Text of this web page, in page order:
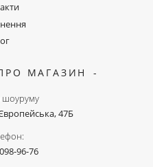
МАГАЗИН
шоуруму
47Б
96-76